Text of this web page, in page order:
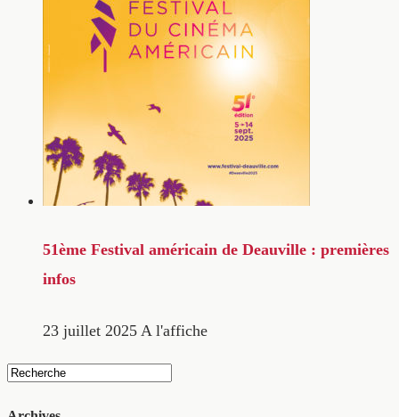
51ème Festival américain de Deauville : premières
infos
23 juillet 2025 A l'affiche